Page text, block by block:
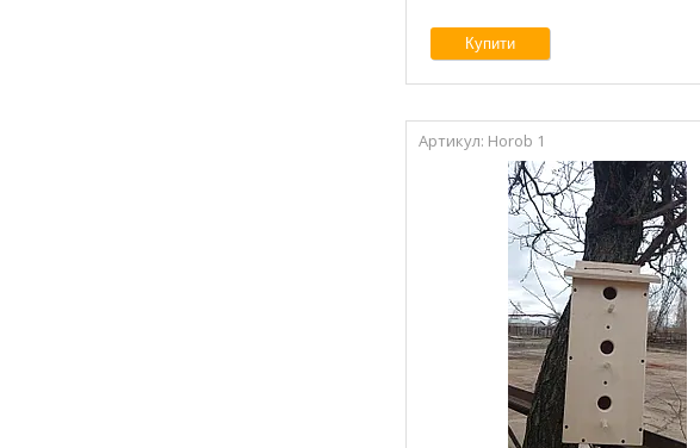
Купити
Horob 1